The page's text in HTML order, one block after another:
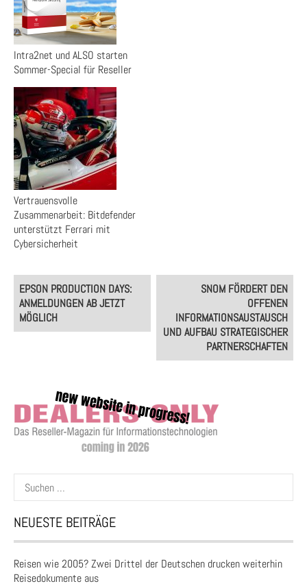
Intra2net und ALSO starten
Sommer-Special für Reseller
Vertrauensvolle
Zusammenarbeit: Bitdefender
unterstützt Ferrari mit
Cybersicherheit
Post
navigation
EPSON PRODUCTION DAYS:
ANMELDUNGEN AB JETZT
MÖGLICH
SNOM FÖRDERT DEN
OFFENEN
INFORMATIONSAUSTAUSCH
UND AUFBAU STRATEGISCHER
PARTNERSCHAFTEN
Suchen
nach:
NEUESTE BEITRÄGE
Reisen wie 2005? Zwei Drittel der Deutschen drucken weiterhin
Reisedokumente aus